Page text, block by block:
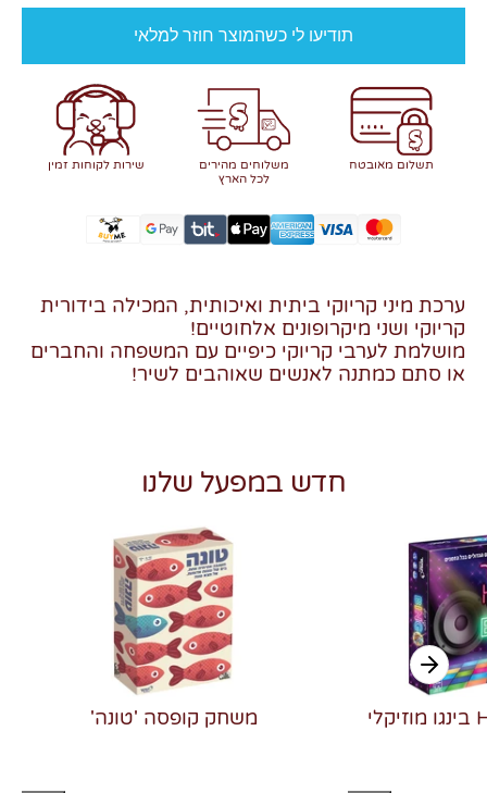
תודיעו לי כשהמוצר חוזר למלאי
תשלום מאובטח
משלוחים מהירים
לכל הארץ
שירות לקוחות זמין
ערכת מיני קריוקי ביתית ואיכותית, המכילה בידורית
קריוקי ושני מיקרופונים אלחוטיים!
מושלמת לערבי קריוקי כיפיים עם המשפחה והחברים
או סתם כמתנה לאנשים שאוהבים לשיר!
חדש במפעל שלנו
משחק קופסה 'טונה'